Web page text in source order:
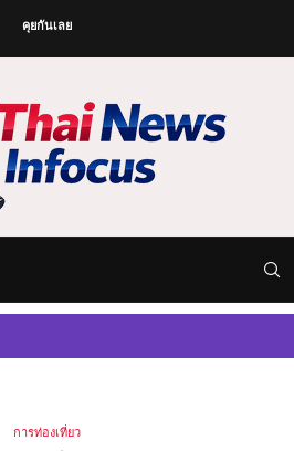
คุยกันเลย
การท่องเที่ยว